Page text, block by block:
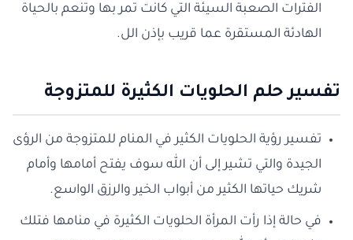
الفترات الصعبة السيئة التي كانت تمر بها وتنعم بالحياة
الهادئة المستقرة عما قريب بإذن الل.
تفسير حلم الحلويات الكثيرة للمتزوجة
تفسير رؤية الحلويات الكثير في المنام للمتزوجة من الرؤى
الجيدة والتي تشير إلى أن الله سوف يفتح أمامها وأمام
شريك حياتها الكثير من أبواب الخير والرزق الواسع.
في حالة إذا رأت المرأة الحلويات الكثيرة في منامها فتلك